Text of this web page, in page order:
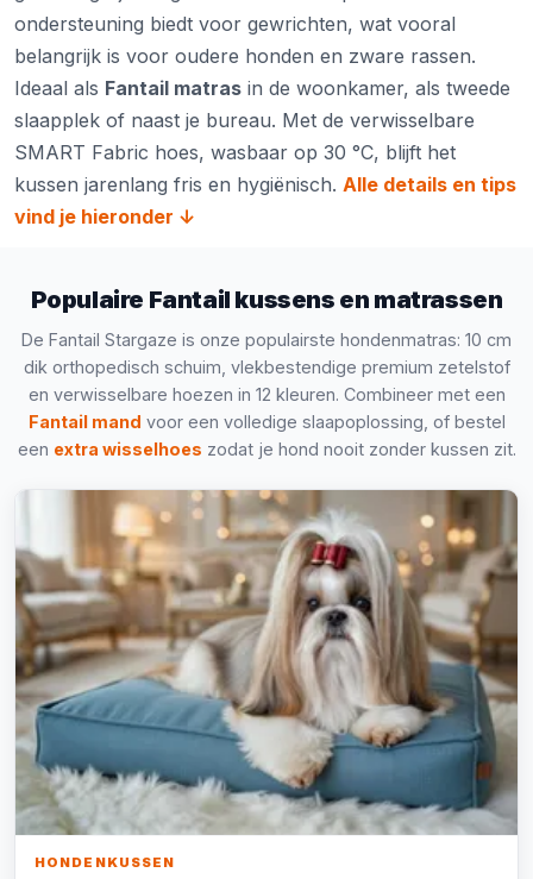
ondersteuning biedt voor gewrichten, wat vooral
belangrijk is voor oudere honden en zware rassen.
Ideaal als Fantail matras in de woonkamer, als tweede
slaapplek of naast je bureau. Met de verwisselbare
SMART Fabric hoes, wasbaar op 30 °C, blijft het
kussen jarenlang fris en hygiënisch. Alle details en tips
vind je hieronder ↓
Populaire Fantail kussens en matrassen
De Fantail Stargaze is onze populairste hondenmatras: 10 cm
dik orthopedisch schuim, vlekbestendige premium zetelstof
en verwisselbare hoezen in 12 kleuren. Combineer met een
Fantail mand voor een volledige slaapoplossing, of bestel
een extra wisselhoes zodat je hond nooit zonder kussen zit.
HONDENKUSSEN